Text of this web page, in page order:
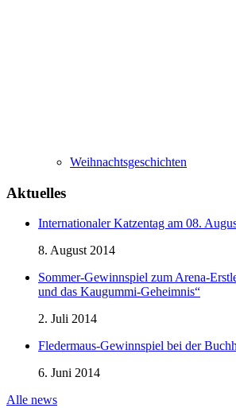
Weihnachtsgeschichten
Aktuelles
Internationaler Katzentag am 08.
8. August 2014
Sommer-Gewinnspiel zum Arena-
und das Kaugummi-Geheimnis“
2. Juli 2014
Fledermaus-Gewinnspiel bei der
6. Juni 2014
Alle news